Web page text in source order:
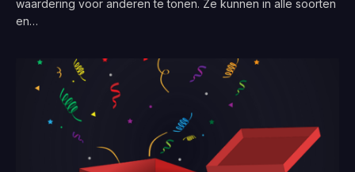
waardering voor anderen te tonen. Ze kunnen in alle soorten
en…